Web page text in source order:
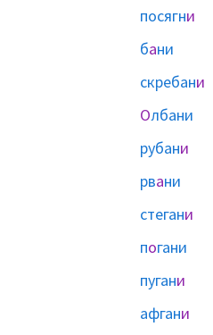
посягни
бани
скребани
Олбани
рубани
рвани
стегани
погани
пугани
афгани